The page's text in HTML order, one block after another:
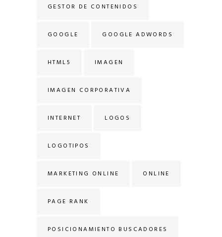
GESTOR DE CONTENIDOS
GOOGLE GOOGLE ADWORDS
HTML5 IMAGEN
IMAGEN CORPORATIVA
INTERNET LOGOS
LOGOTIPOS
MARKETING ONLINE ONLINE
PAGE RANK
POSICIONAMIENTO BUSCADORES